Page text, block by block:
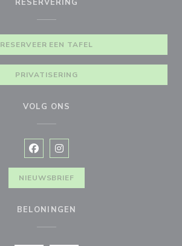
RESERVERING
RESERVEER EEN TAFEL
PRIVATISERING
VOLG ONS
Facebook ((opent in een nieuw
Instagram ((opent in een
NIEUWSBRIEF
BELONINGEN